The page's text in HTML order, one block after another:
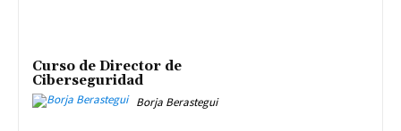
Curso de Director de
Ciberseguridad
Borja Berastegui